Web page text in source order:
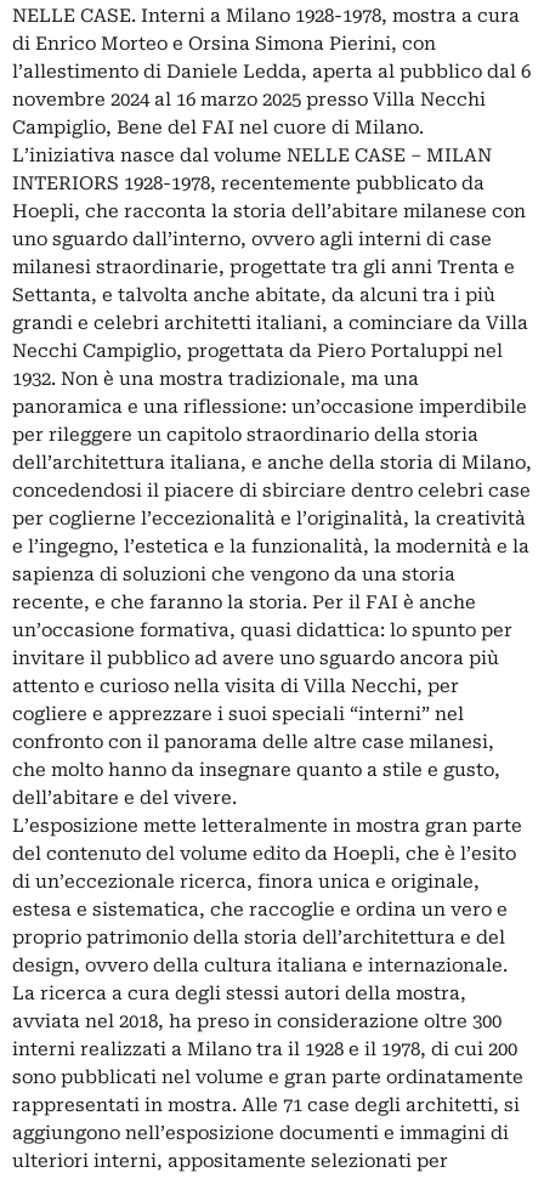
NELLE CASE. Interni a Milano 1928-1978, mostra a cura
di Enrico Morteo e Orsina Simona Pierini, con
l’allestimento di Daniele Ledda, aperta al pubblico dal 6
novembre 2024 al 16 marzo 2025 presso Villa Necchi
Campiglio, Bene del FAI nel cuore di Milano.
L’iniziativa nasce dal volume NELLE CASE – MILAN
INTERIORS 1928-1978, recentemente pubblicato da
Hoepli, che racconta la storia dell’abitare milanese con
uno sguardo dall’interno, ovvero agli interni di case
milanesi straordinarie, progettate tra gli anni Trenta e
Settanta, e talvolta anche abitate, da alcuni tra i più
grandi e celebri architetti italiani, a cominciare da Villa
Necchi Campiglio, progettata da Piero Portaluppi nel
1932. Non è una mostra tradizionale, ma una
panoramica e una riflessione: un’occasione imperdibile
per rileggere un capitolo straordinario della storia
dell’architettura italiana, e anche della storia di Milano,
concedendosi il piacere di sbirciare dentro celebri case
per coglierne l’eccezionalità e l’originalità, la creatività
e l’ingegno, l’estetica e la funzionalità, la modernità e la
sapienza di soluzioni che vengono da una storia
recente, e che faranno la storia. Per il FAI è anche
un’occasione formativa, quasi didattica: lo spunto per
invitare il pubblico ad avere uno sguardo ancora più
attento e curioso nella visita di Villa Necchi, per
cogliere e apprezzare i suoi speciali “interni” nel
confronto con il panorama delle altre case milanesi,
che molto hanno da insegnare quanto a stile e gusto,
dell’abitare e del vivere.
L’esposizione mette letteralmente in mostra gran parte
del contenuto del volume edito da Hoepli, che è l’esito
di un’eccezionale ricerca, finora unica e originale,
estesa e sistematica, che raccoglie e ordina un vero e
proprio patrimonio della storia dell’architettura e del
design, ovvero della cultura italiana e internazionale.
La ricerca a cura degli stessi autori della mostra,
avviata nel 2018, ha preso in considerazione oltre 300
interni realizzati a Milano tra il 1928 e il 1978, di cui 200
sono pubblicati nel volume e gran parte ordinatamente
rappresentati in mostra. Alle 71 case degli architetti, si
aggiungono nell’esposizione documenti e immagini di
ulteriori interni, appositamente selezionati per